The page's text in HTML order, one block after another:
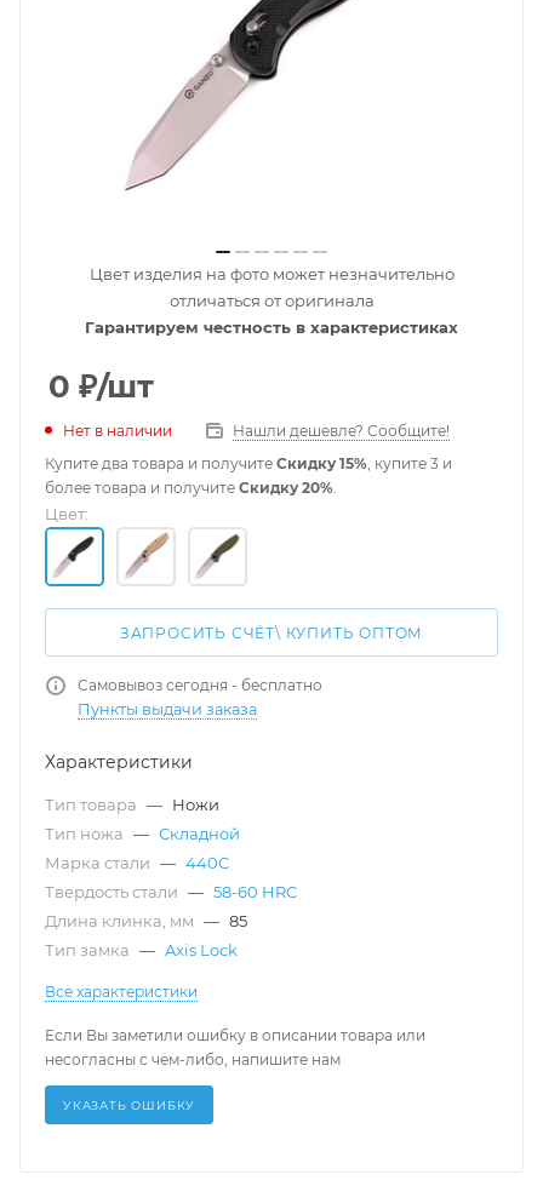
Цвет изделия на фото может незначительно
отличаться от оригинала
Гарантируем честность в характеристиках
0 ₽/шт
Нет в наличии
Нашли дешевле? Сообщите!
Купите два товара и получите Скидку 15%, купите 3 и
более товара и получите Скидку 20%.
Цвет:
ЗАПРОСИТЬ СЧЁТ\ КУПИТЬ ОПТОМ
Самовывоз сегодня - бесплатно
Пункты выдачи заказа
Характеристики
Тип товара — Ножи
Тип ножа — Складной
Марка стали — 440C
Твердость стали — 58-60 HRC
Длина клинка, мм — 85
Тип замка — Axis Lock
Все характеристики
Если Вы заметили ошибку в описании товара или
несогласны с чем-либо, напишите нам
УКАЗАТЬ ОШИБКУ